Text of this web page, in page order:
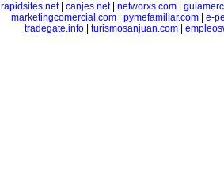
rapidsites.net| canjes.net| networxs.com
marketingcomercial.com| pymefamiliar.com| e-
tradegate.info| turismosanjuan.com|